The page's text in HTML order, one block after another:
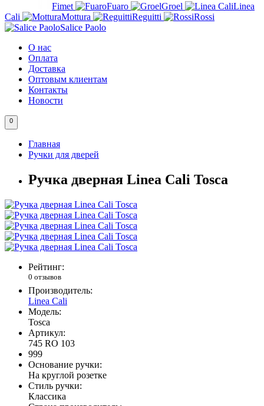
Fimet Fuaro Groel
Linea
Cali
Mottura Reguitti
Rossi
Salice Paolo
О нас
Оплата
Доставка
Оптовым клиентам
Контакты
Новости
0
Главная
Ручки для дверей
Ручка дверная Linea Cali Tosca
Рейтинг:
0 отзывов
Производитель:
Linea Cali
Модель:
Tosca
Артикул:
745 RO 103
999
Основание ручки:
На круглой розетке
Стиль ручки:
Классика